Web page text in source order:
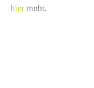
hier mehr.